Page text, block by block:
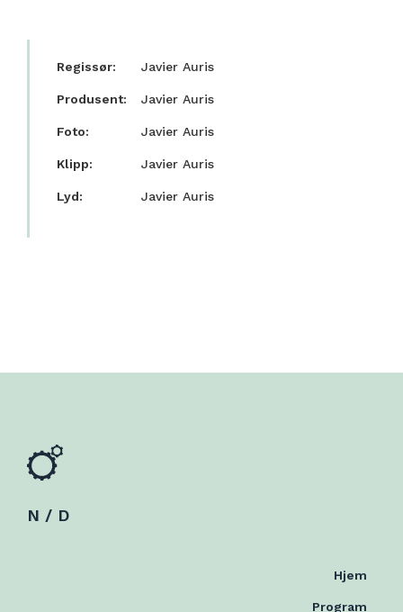
Regissør: Javier Auris
Produsent: Javier Auris
Foto: Javier Auris
Klipp: Javier Auris
Lyd: Javier Auris
N / D
Hjem
Program